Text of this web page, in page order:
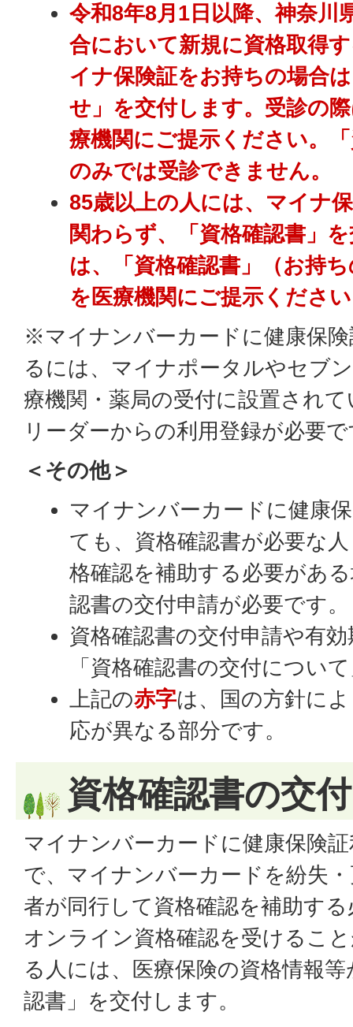
令和8年8月1日以降、神奈川
合において新規に資格取得
イナ保険証をお持ちの場合
せ」を交付します。受診の
療機関にご提示ください。
のみでは受診できません。
85歳以上の人には、マイナ
関わらず、「資格確認書」
は、「資格確認書」（お持
を医療機関にご提示くださ
※マイナンバーカードに健康保
るには、マイナポータルやセブ
療機関・薬局の受付に設置され
リーダーからの利用登録が必要
＜その他＞
マイナンバーカードに健康
ても、資格確認書が必要な
格確認を補助する必要があ
認書の交付申請が必要です。
資格確認書の交付申請や有
「資格確認書の交付につい
上記の赤字は、国の方針に
応が異なる部分です。
資格確認書の交
マイナンバーカードに健康保険
で、マイナンバーカードを紛失
者が同行して資格確認を補助す
オンライン資格確認を受けるこ
る人には、医療保険の資格情報
認書」を交付します。